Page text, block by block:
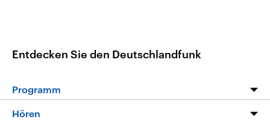
Entdecken Sie den Deutschlandfunk
Programm
Hören